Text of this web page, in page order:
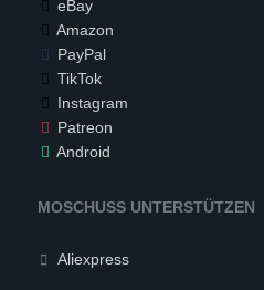
eBay
Amazon
PayPal
TikTok
Instagram
Patreon
Android
MOSCHUSS UNTERSTÜTZEN
Aliexpress